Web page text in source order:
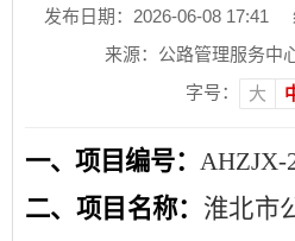
发布日期：2026-06-08 17:41
来源：公路管理服务中
字号：
大
一、 项目编号： AHZJX-
二、项目名称： 淮北市